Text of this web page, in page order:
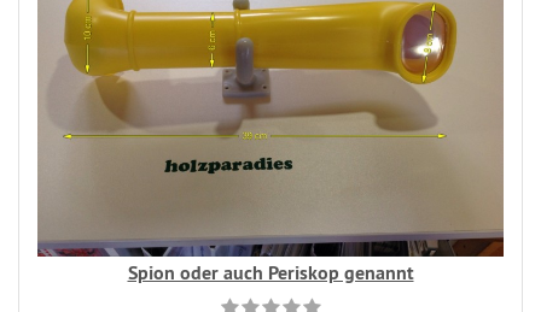
Spion oder auch Periskop genannt